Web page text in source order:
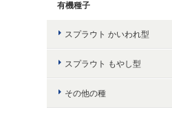
有機種子
スプラウト かいわれ型
スプラウト もやし型
その他の種